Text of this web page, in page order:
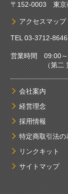
〒152-0003 東京
アクセスマップ
TEL03-3712-8646
営業時間 09:00
（第二 第四
会社案内
経営理念
採用情報
特定商取引法の
リンクキット
サイトマップ